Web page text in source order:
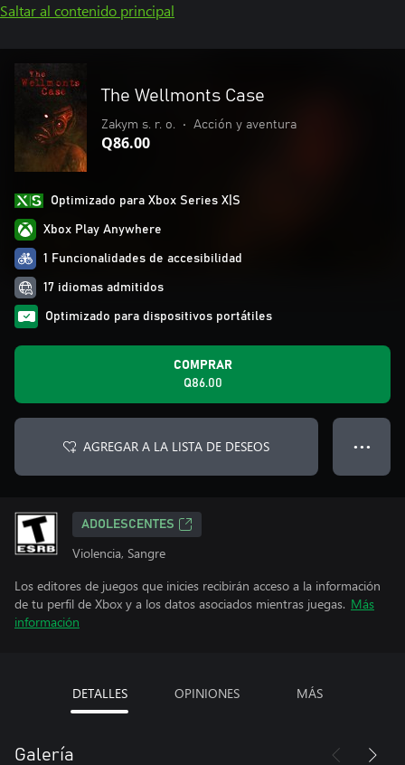
Saltar al contenido principal
The Wellmonts Case
Zakym s. r. o. • Acción y aventura
Q86.00
Optimizado para Xbox Series X|S
Xbox Play Anywhere
1 Funcionalidades de accesibilidad
17 idiomas admitidos
Optimizado para dispositivos portátiles
COMPRAR
Q86.00
AGREGAR A LA LISTA DE DESEOS ● ● ●
ADOLESCENTES
Violencia, Sangre
Los editores de juegos que inicies recibirán acceso a la información
de tu perfil de Xbox y a los datos asociados mientras juegas. Más
información
DETALLES OPINIONES MÁS
Galería